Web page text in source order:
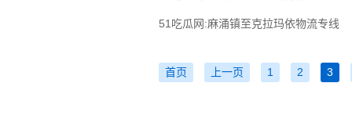
51吃瓜网:麻涌镇至克拉玛依物流专线
首页 上一页 1 2 3